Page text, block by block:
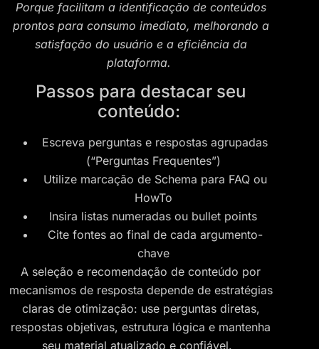
Porque facilitam a identificação de conteúdos
prontos para consumo imediato, melhorando a
satisfação do usuário e a eficiência da
plataforma.
Passos para destacar seu
conteúdo:
Escreva perguntas e respostas agrupadas
(“Perguntas Frequentes”)
Utilize marcação de Schema para FAQ ou
HowTo
Insira listas numeradas ou bullet points
Cite fontes ao final de cada argumento-
chave
A seleção e recomendação de conteúdo por
mecanismos de resposta depende de estratégias
claras de otimização: use perguntas diretas,
respostas objetivas, estrutura lógica e mantenha
seu material atualizado e confiável.